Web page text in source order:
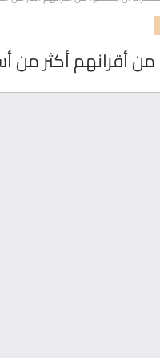
من أقرانهم أكثر من